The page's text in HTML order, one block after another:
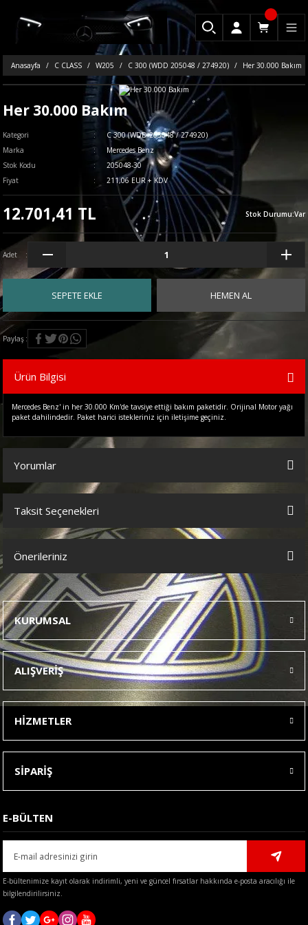
Anasayfa C CLASS W205 C 300 (WDD 205048 / 274920) Her 30.000 Bakım
Her 30.000 Bakım
Kategori
C 300 (WDD 205048 / 274920)
Marka
Mercedes Benz
Stok Kodu
205048-30
Fiyat
211,06 EUR + KDV
12.701,41 TL Stok Durumu:Var
Adet
SEPETE EKLE HEMEN AL
Paylaş
Ürün Bilgisi
Mercedes Benz' in her 30.000 Km'de tavsiye ettiği bakım paketidir. Orijinal Motor yağı
paket dahilindedir. Paket harici istekleriniz için iletişime geçiniz.
Yorumlar
Bu ürüne ilk yorumu siz yapın!
Taksit Seçenekleri
Önerileriniz
Bu ürünün fiyat bilgisi, resim, ürün açıklamalarında ve diğer
konularda yetersiz gördüğünüz noktaları öneri formunu kullanarak
tarafımıza iletebilirsiniz.
Görüş ve önerileriniz için teşekkür ederiz.
Ürün resmi kalitesiz, bozuk veya görüntülenemiyor.
Ürün açıklamasında eksik bilgiler bulunuyor.
Ürün bilgilerinde hatalar bulunuyor.
Ürün fiyatı diğer sitelerden daha pahalı.
Bu ürüne benzer farklı alternatifler olmalı.
Gönder
KURUMSAL
ALIŞVERİŞ
HİZMETLER
SİPARİŞ
E-BÜLTEN
E-bültenimize kayıt olarak indirimli, yeni ve güncel fırsatlar hakkında e-posta aracılığı ile
bilgilendirilirsiniz.